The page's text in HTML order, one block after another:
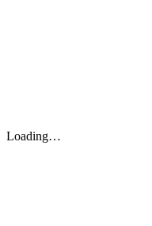
Loading…